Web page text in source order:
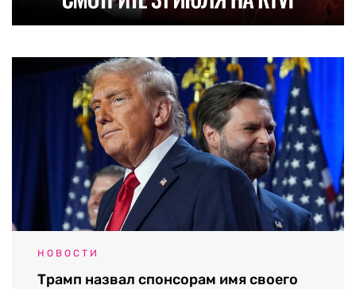
НОВОСТИ
Трамп назвал спонсорам имя своего